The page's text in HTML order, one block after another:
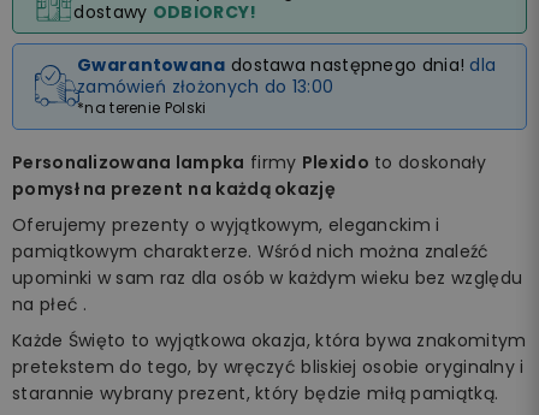
dostawy ODBIORCY!
Gwarantowana dostawa następnego dnia! dla
zamówień złożonych do 13:00
*na terenie Polski
Personalizowana lampka firmy Plexido to doskonały
pomysł na prezent na każdą okazję
Oferujemy prezenty o wyjątkowym, eleganckim i
pamiątkowym charakterze. Wśród nich można znaleźć
upominki w sam raz dla osób w każdym wieku bez względu
na płeć .
Każde Święto to wyjątkowa okazja, która bywa znakomitym
pretekstem do tego, by wręczyć bliskiej osobie oryginalny i
starannie wybrany prezent, który będzie miłą pamiątką.